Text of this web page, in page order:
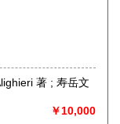
180円
多数取り揃えて
、掲載書籍が店
ることがありま
いる場合があり
上げます。
）来られる場合
￥10,000